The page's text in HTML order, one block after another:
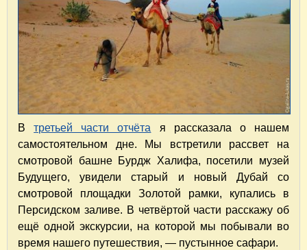
Втретьей части отчёта я рассказала о нашем
самостоятельном дне. Мы встретили рассвет на
смотровой башне Бурдж Халифа, посетили музей
Будущего, увидели старый и новый Дубай со
смотровой площадки Золотой рамки, купались в
Персидском заливе. В четвёртой части расскажу об
ещё одной экскурсии, на которой мы побывали во
время нашего путешествия, — пустынное сафари.